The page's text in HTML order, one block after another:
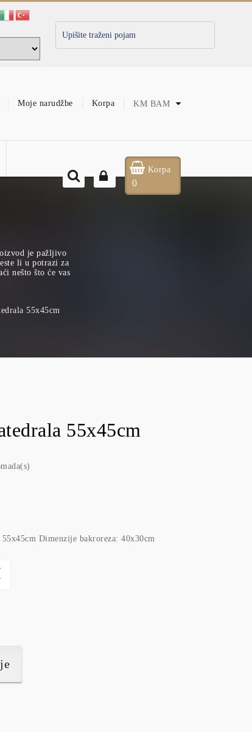
Moje narudžbe Korpa KM BAM
Korpa
0
je pažljivo
li u potrazi za
nešto što će vas
55x45cm
55x45cm
Dimenzije bakroreza: 40x30cm